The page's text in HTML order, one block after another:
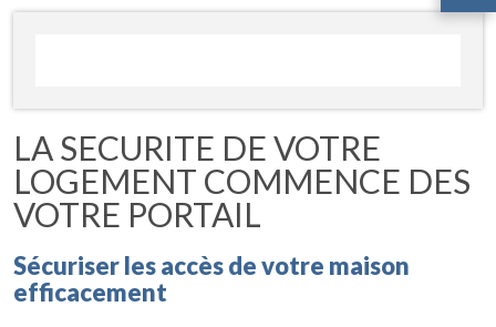
LA SECURITE DE VOTRE
LOGEMENT COMMENCE DES
VOTRE PORTAIL
Sécuriser les accès de votre maison
efficacement